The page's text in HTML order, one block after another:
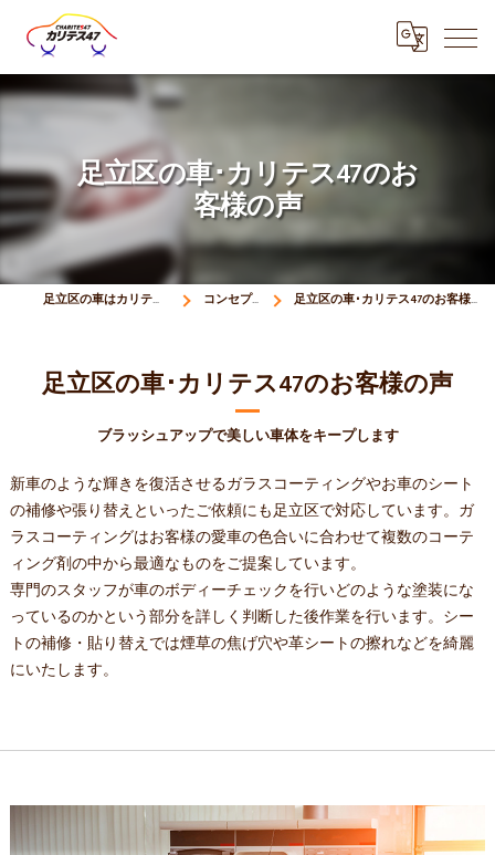
足立区の車･カリテス47のお
客様の声
足立区の車はカリテス47 コンセプト 足立区の車･カリテス47のお客様の声
ブラッシュアップで美しい車体をキープします
足立区の車･カリテス47のお客様の声
新車のような輝きを復活させるガラスコーティングやお車のシート
の補修や張り替えといったご依頼にも足立区で対応しています。ガ
ラスコーティングはお客様の愛車の色合いに合わせて複数のコーテ
ィング剤の中から最適なものをご提案しています。
専門のスタッフが車のボディーチェックを行いどのような塗装にな
っているのかという部分を詳しく判断した後作業を行います。シー
トの補修・貼り替えでは煙草の焦げ穴や革シートの擦れなどを綺麗
にいたします。